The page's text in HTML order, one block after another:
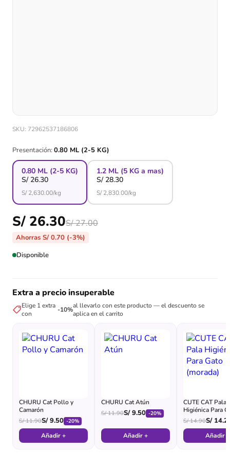
SKU: 72962537186806
Presentación: 0.80 ML (2-5 KG)
0.80 ML (2-5 KG)
S/26.30
S/2,630.00/kg
1.2 ML (5 KG a mas)
S/28.30
S/2,830.00/kg
S/ 26.30S/ 27.00
Ahorras S/ 0.70 (-3%)
Disponible
Extra a precio insuperable
Elige 1 extra
con
-10%al llevarlo con este producto — el descuento se
aplica en el carrito
CHURU Cat Pollo y
Camarón
S/11.90S/9.50 -20%
Añadir +
CHURU Cat Atún
S/11.90S/9.50 -20%
Añadir +
CUTE CAT Pala
Higiénica Para
(morada)
S/14.90S/
Añadir +